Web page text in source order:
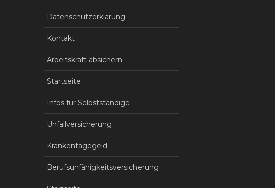
Datenschutzerklärung
Kontakt
Arbeitskraft absichern
Startseite
Infos für Selbstständige
Unfallversicherung
Krankentagegeld
Berufsunfähigkeitsversicherung